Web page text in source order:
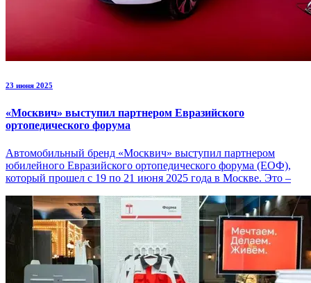
23 июня 2025
«Москвич» выступил партнером Евразийского
ортопедического форума
Автомобильный бренд «Москвич» выступил партнером
юбилейного Евразийского ортопедического форума (ЕОФ),
который прошел с 19 по 21 июня 2025 года в Москве. Это –